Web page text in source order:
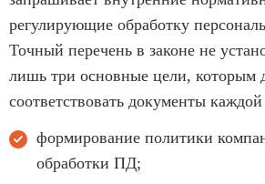
регулирующие обработку
Точный перечень в законе не
лишь три основные цели, которым
соответствовать документы
формирование политики
обработки ПД;